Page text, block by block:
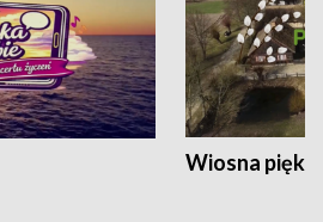
Wiosna